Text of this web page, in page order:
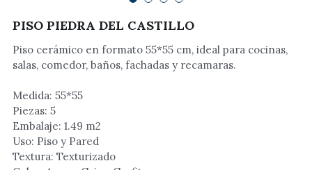
Muebles
Tarjas
Baños y Tapasientos
Institucional
Calentadores
PISO PIEDRA DEL CASTILLO
Piso cerámico en formato 55*55 cm, ideal para cocinas,
salas, comedor, baños, fachadas y recamaras.
Medida: 55*55
Piezas: 5
Embalaje: 1.49 m2
Uso: Piso y Pared
Textura: Texturizado